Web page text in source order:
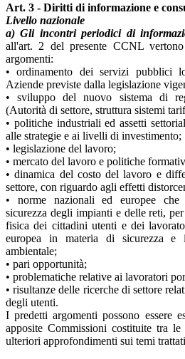
Art. 3 - Diritti di informazione e
Livello nazionale
a) Gli incontri periodici di
all'art. 2 del presente CCNL
argomenti:
• ordinamento dei servizi pubblici
Aziende previste dalla legislazione
• sviluppo del nuovo sistema di
(Autorità di settore, struttura sistemi
• politiche industriali ed assetti
alle strategie e ai livelli di investimento;
• legislazione del lavoro;
• mercato del lavoro e politiche
• dinamica del costo del lavoro e
settore, con riguardo agli effetti
• norme nazionali ed europee
sicurezza degli impianti e delle reti,
fisica dei cittadini utenti e dei
europea in materia di sicurezza
ambientale;
• pari opportunità;
• problematiche relative ai lavoratori
• risultanze delle ricerche di settore
degli utenti.
I predetti argomenti possono essere
apposite Commissioni costituite tra
ulteriori approfondimenti sui temi